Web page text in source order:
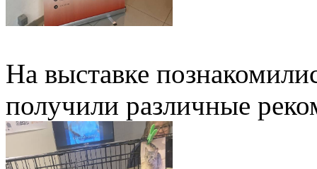
На выставке
получили различные